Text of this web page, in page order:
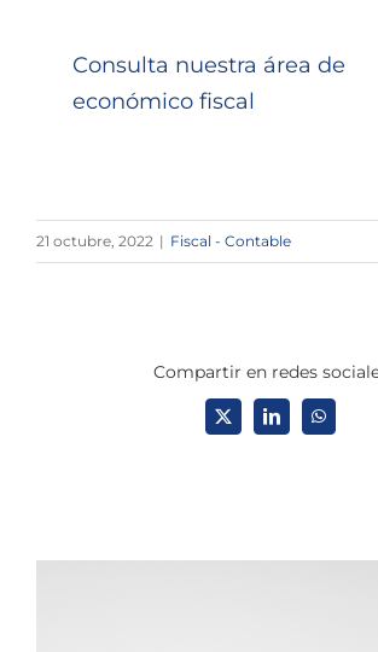
Consulta nuestra área de
económico fiscal
21 octubre, 2022 | Fiscal - Contable
Compartir en redes
X LinkedIn